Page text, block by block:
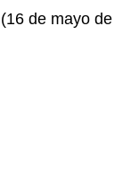
de mayo de